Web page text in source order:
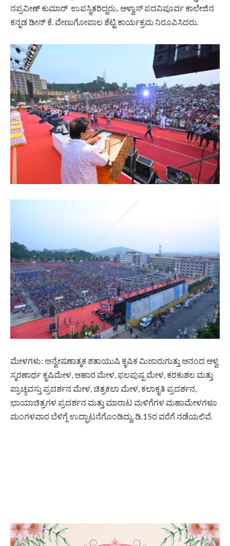
ನಪ್ರವೀಣ್ ಕುಮಾರ್ ಉಪಸ್ಥಿತರಿದ್ದರು.. ಆಳ್ವಾಸ್ ಪದವಿಪೂರ್ವ ಕಾಲೇಜಿನ
ಕನ್ನಡ ಡೀನ್ ಕೆ. ವೇಣುಗೋಪಾಲ ಶೆಟ್ಟಿ ಕಾರ್ಯಕ್ರಮ ನಿರೂಪಿಸಿದರು.
ಮೇಳಗಳು: ಅನ್ವೇಷಣಾತ್ಮಕ ಶತಾಯುಷಿ ಕೃಷಿಕ ಮಿಜಾರುಗುತ್ತು ಆನಂದ ಆಳ್ವ
ಸ್ಮರಣಾರ್ಥ ಕೃಷಿಮೇಳ, ಆಹಾರ ಮೇಳ, ಫಲಪುಷ್ಪ ಮೇಳ, ಕರಕುಶಲ ಮತ್ತು
ಪ್ರಾಚ್ಯವಸ್ತು ಪ್ರದರ್ಶನ ಮೇಳ, ಚಿತ್ರಕಲಾ ಮೇಳ, ಕಲಾಕೃತಿ ಪ್ರದರ್ಶನ,
ಛಾಯಾಚಿತ್ರಗಳ ಪ್ರದರ್ಶನ ಮತ್ತು ಮಾರಾಟ ಮಳಿಗೆಗಳ ಮಹಾಮೇಳಗಳೂ
ಮಂಗಳವಾರ ಬೆಳಿಗ್ಗೆ ಉದ್ಘಾಟನೆಗೊಂಡಿದ್ದು, ಡಿ.15ರ ವರೆಗೆ ನಡೆಯಲಿವೆ.